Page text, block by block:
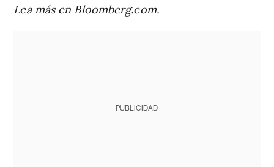
Lea más en Bloomberg.com.
PUBLICIDAD